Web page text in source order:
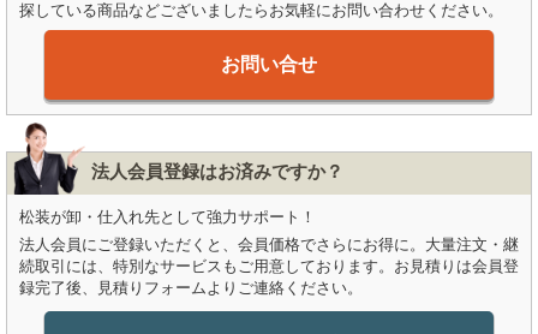
探している商品などございましたらお気軽にお問い合わせください。
お問い合せ
法人会員登録はお済みですか？
松装が卸・仕入れ先として強力サポート！
法人会員にご登録いただくと、会員価格でさらにお得に。大量注文・継
続取引には、特別なサービスもご用意しております。お見積りは会員登
録完了後、見積りフォームよりご連絡ください。